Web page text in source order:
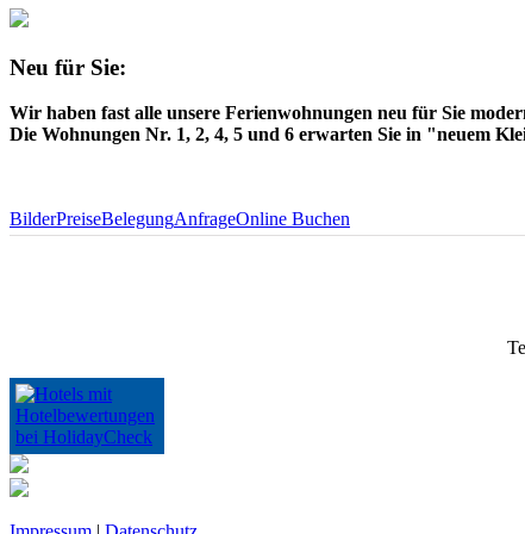
Neu für Sie:
Wir haben fast alle unsere Ferienwohnungen neu für Sie
Die Wohnungen Nr. 1, 2, 4, 5 und 6 erwarten Sie in "neuem
BilderPreiseBelegungAnfrageOnline Buchen